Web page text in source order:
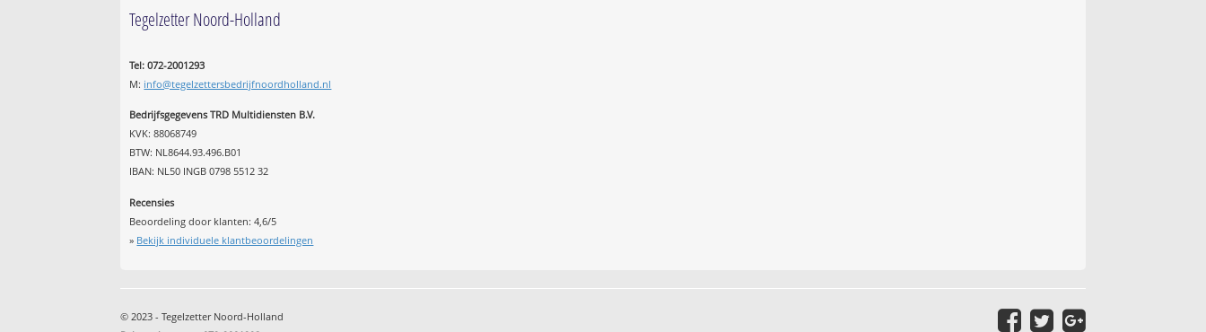
Tegelzetter Noord-Holland
Tel: 072-2001293
M: info@tegelzettersbedrijfnoordholland.nl
Bedrijfsgegevens TRD Multidiensten B.V.
KVK: 88068749
BTW: NL8644.93.496.B01
IBAN: NL50 INGB 0798 5512 32
Recensies
Beoordeling door klanten:4,6/5
» Bekijk individuele klantbeoordelingen
© 2023 - Tegelzetter Noord-Holland